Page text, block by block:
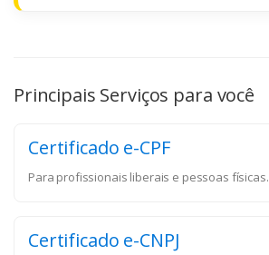
Principais Serviços para você
Certificado e-CPF
Para profissionais liberais e pessoas físicas.
Certificado e-CNPJ